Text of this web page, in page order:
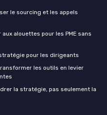
le sourcing et les appels
alouettes pour les PME sans
pour les dirigeants
les outils en levier
la stratégie, pas seulement la